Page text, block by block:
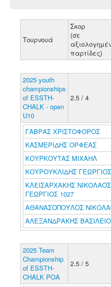
Τουρνουά
Σκορ
(σε
παρτίδες)
2025 youth
championships
of ESSTH-
CHALK - open
U10
2.5 / 4
ΓΑΒΡΑΣ ΧΡΙΣΤΟΦΟΡΟΣ
ΚΑΣΜΕΡΙΔΗΣ ΟΡΦΕΑΣ
ΚΟΥΡΚΟΥΤΑΣ ΜΙΧΑΗΛ
ΚΟΥΡΟΥΚΛΙΔΗΣ ΓΕΩΡΓΙΟΣ
ΚΛΕΙΣΑΡΧΑΚΗΣ
ΓΕΩΡΓΙΟΣ 1027
ΑΘΑΝΑΣΟΠΟΥΛΟΣ
ΑΛΕΞΑΝΔΡΑΚΗΣ
2025 Team
Championship
of ESSTH-
CHALK POA
2.5 / 5